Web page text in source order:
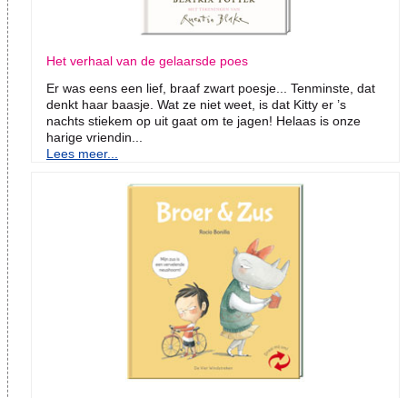
Het verhaal van de gelaarsde poes
Er was eens een lief, braaf zwart poesje... Tenminste, dat
denkt haar baasje. Wat ze niet weet, is dat Kitty er ’s
nachts stiekem op uit gaat om te jagen! Helaas is onze
harige vriendin...
Lees meer...